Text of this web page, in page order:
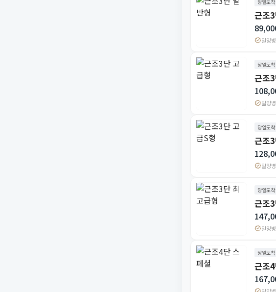
당일도착
근조
verified밀양
당일도착
근조
verified밀양
당일도착
근조
verified밀양
당일도착
근조
verified밀양
당일도착
근조